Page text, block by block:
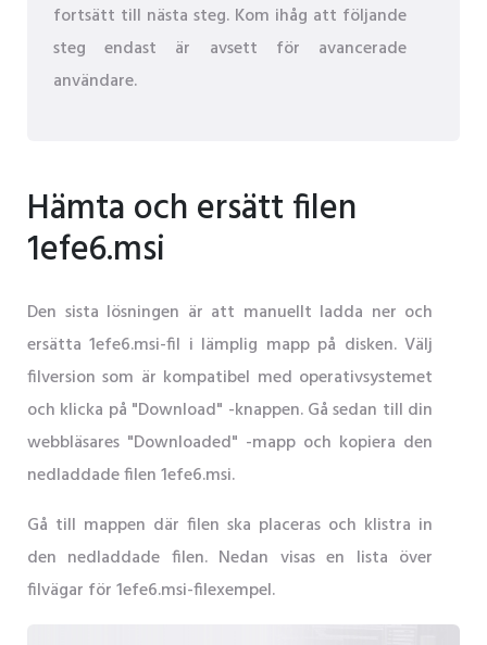
fortsätt till nästa steg. Kom ihåg att följande
steg endast är avsett för avancerade
användare.
Hämta och ersätt filen
1efe6.msi
Den sista lösningen är att manuellt ladda ner och
ersätta 1efe6.msi-fil i lämplig mapp på disken. Välj
filversion som är kompatibel med operativsystemet
och klicka på "Download" -knappen. Gå sedan till din
webbläsares "Downloaded" -mapp och kopiera den
nedladdade filen 1efe6.msi.
Gå till mappen där filen ska placeras och klistra in
den nedladdade filen. Nedan visas en lista över
filvägar för 1efe6.msi-filexempel.